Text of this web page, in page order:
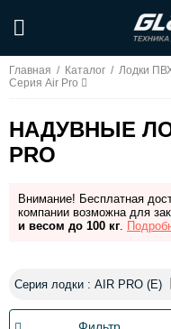
Главная / Каталог / Лодки
Серия Air Pro
НАДУВНЫЕ
PRO
Внимание! Бесплатная
компании возможна для
и весом до 100 кг.
Серия лодки : AIR PRO (E)